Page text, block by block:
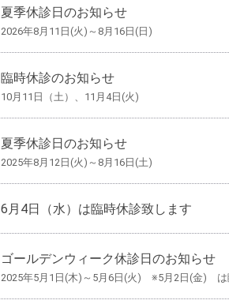
夏季休診日のお知らせ
2026年8月11日(火)～8月16日(日)
臨時休診のお知らせ
10月11日（土）、11月4日(火)
夏季休診日のお知らせ
2025年8月12日(火)～8月16日(土)
6月4日（水）は臨時休診致します
ゴールデンウィーク休診日のお知らせ
2025年5月1日(木)～5月6日(火) ※5月2日(金) は